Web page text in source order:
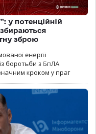
у потенційній
зброю
енергії
боротьби з БпЛА
кроком у праг